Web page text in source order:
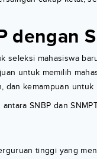
dengan
seleksi mahasiswa
untuk memilih
dan kemampuan untuk
SNBP dan
tinggi yang